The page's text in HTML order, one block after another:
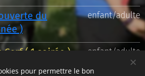
du
)
enfant/adulte
( 1 soirée ) enfant/adulte
pour permettre le bon